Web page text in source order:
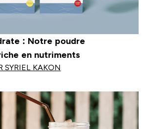
: Notre poudre
en nutriments
SYRIEL KAKON